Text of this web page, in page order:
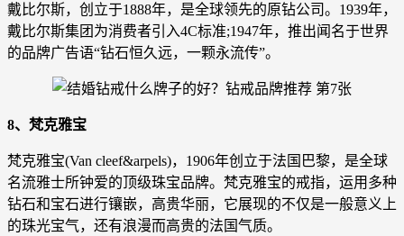
戴比尔斯，创立于1888年，是全球领先的原钻公司。1939年，
戴比尔斯集团为消费者引入4C标准;1947年，推出闻名于世界
的品牌广告语“钻石恒久远，一颗永流传”。
8、梵克雅宝
梵克雅宝(Van cleef&arpels)，1906年创立于法国巴黎，是全球
名流雅士所钟爱的顶级珠宝品牌。梵克雅宝的戒指，运用多种
钻石和宝石进行镶嵌，高贵华丽，它展现的不仅是一般意义上
的珠光宝气，还有浪漫而高贵的法国气质。